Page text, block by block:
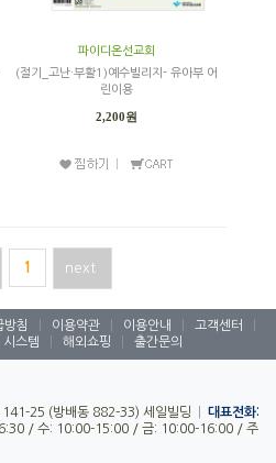
파이디온선교회
(절기_고난·부활1)예수빌리지- 유아부 어
린이용
2,200원
1 next
방침 이용약관 이용안내 고객센터
시스템 해외쇼핑 출간문의
25 (방배동 882-33) 세일빌딩
대표전화:
/ 수: 10:00-15:00 / 금: 10:00-16:00 / 주